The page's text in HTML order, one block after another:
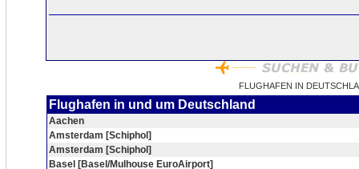
FLUGHAFEN IN
Flughafen in und um Deutschland
Aachen
Amsterdam [Schiphol]
Amsterdam [Schiphol]
Basel [Basel/Mulhouse EuroAirport]